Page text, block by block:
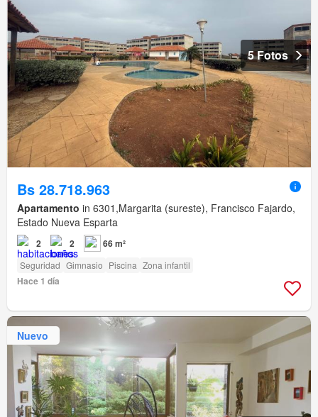
5 Fotos
Bs 28.718.963
Apartamento in 6301,Margarita (sureste), Francisco Fajardo,
Estado Nueva Esparta
2 2 66 m²
Seguridad Gimnasio Piscina Zona infantil
Hace 1 día
Nuevo